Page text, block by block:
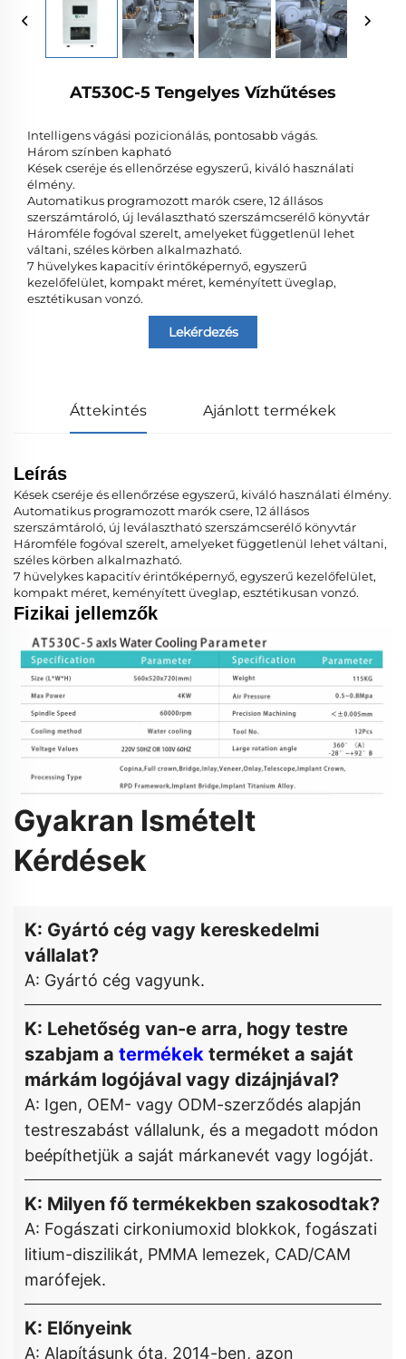
AT530C-5 Tengelyes Vízhűtéses
Intelligens vágási pozicionálás, pontosabb vágás.
Három színben kapható
Kések cseréje és ellenőrzése egyszerű, kiváló használati
élmény.
Automatikus programozott marók csere, 12 állásos
szerszámtároló, új leválasztható szerszámcserélő könyvtár
Háromféle fogóval szerelt, amelyeket függetlenül lehet
váltani, széles körben alkalmazható.
7 hüvelykes kapacitív érintőképernyő, egyszerű
kezelőfelület, kompakt méret, keményített üveglap,
esztétikusan vonzó.
Lekérdezés
Áttekintés Ajánlott termékek
Leírás
Kések cseréje és ellenőrzése egyszerű, kiváló használati élmény.
Automatikus programozott marók csere, 12 állásos
szerszámtároló, új leválasztható szerszámcserélő könyvtár
Háromféle fogóval szerelt, amelyeket függetlenül lehet váltani,
széles körben alkalmazható.
7 hüvelykes kapacitív érintőképernyő, egyszerű kezelőfelület,
kompakt méret, keményített üveglap, esztétikusan vonzó.
Fizikai jellemzők
Gyakran Ismételt
Kérdések
K: Gyártó cég vagy kereskedelmi
vállalat?
A: Gyártó cég vagyunk.
K: Lehetőség van-e arra, hogy testre
szabjam a termékek terméket a saját
márkám logójával vagy dizájnjával?
A: Igen, OEM- vagy ODM-szerződés alapján
testreszabást vállalunk, és a megadott módon
beépíthetjük a saját márkanevét vagy logóját.
K: Milyen fő termékekben szakosodtak?
A: Fogászati cirkoniumoxid blokkok, fogászati
litium-diszilikát, PMMA lemezek, CAD/CAM
marófejek.
K: Előnyeink
A: Alapításunk óta, 2014-ben, azon